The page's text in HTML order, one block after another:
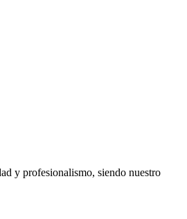
y profesionalismo, siendo nuestro